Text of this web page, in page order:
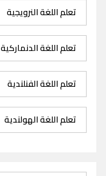
تعلم اللغة النرويجية
تعلم اللغة الدنماركية
تعلم اللغة الفنلندية
تعلم اللغة الهولندية